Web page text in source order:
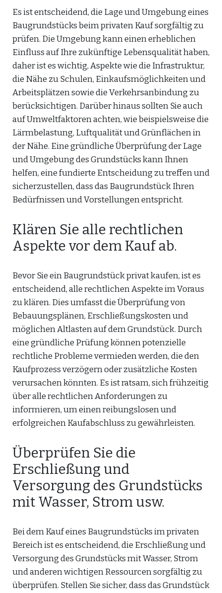
Es ist entscheidend, die Lage und Umgebung eines
Baugrundstücks beim privaten Kauf sorgfältig zu
prüfen. Die Umgebung kann einen erheblichen
Einfluss auf Ihre zukünftige Lebensqualität haben,
daher ist es wichtig, Aspekte wie die Infrastruktur,
die Nähe zu Schulen, Einkaufsmöglichkeiten und
Arbeitsplätzen sowie die Verkehrsanbindung zu
berücksichtigen. Darüber hinaus sollten Sie auch
auf Umweltfaktoren achten, wie beispielsweise die
Lärmbelastung, Luftqualität und Grünflächen in
der Nähe. Eine gründliche Überprüfung der Lage
und Umgebung des Grundstücks kann Ihnen
helfen, eine fundierte Entscheidung zu treffen und
sicherzustellen, dass das Baugrundstück Ihren
Bedürfnissen und Vorstellungen entspricht.
Klären Sie alle rechtlichen
Aspekte vor dem Kauf ab.
Bevor Sie ein Baugrundstück privat kaufen, ist es
entscheidend, alle rechtlichen Aspekte im Voraus
zu klären. Dies umfasst die Überprüfung von
Bebauungsplänen, Erschließungskosten und
möglichen Altlasten auf dem Grundstück. Durch
eine gründliche Prüfung können potenzielle
rechtliche Probleme vermieden werden, die den
Kaufprozess verzögern oder zusätzliche Kosten
verursachen könnten. Es ist ratsam, sich frühzeitig
über alle rechtlichen Anforderungen zu
informieren, um einen reibungslosen und
erfolgreichen Kaufabschluss zu gewährleisten.
Überprüfen Sie die
Erschließung und
Versorgung des Grundstücks
mit Wasser, Strom usw.
Bei dem Kauf eines Baugrundstücks im privaten
Bereich ist es entscheidend, die Erschließung und
Versorgung des Grundstücks mit Wasser, Strom
und anderen wichtigen Ressourcen sorgfältig zu
überprüfen. Stellen Sie sicher, dass das Grundstück